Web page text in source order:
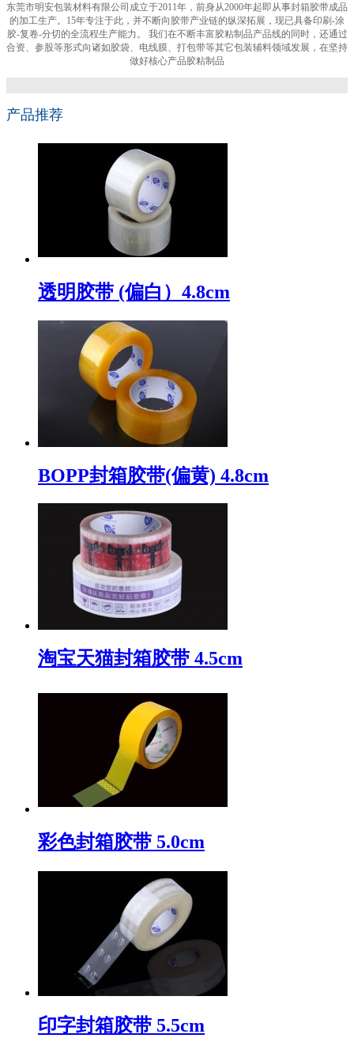
东莞市明安包装材料有限公司成立于2011年，前身从2000年起即从事封箱胶带成品
的加工生产。15年专注于此，并不断向胶带产业链的纵深拓展，现已具备印刷-涂
胶-复卷-分切的全流程生产能力。 我们在不断丰富胶粘制品产品线的同时，还通过
合资、参股等形式向诸如胶袋、电线膜、打包带等其它包装辅料领域发展，在坚持
做好核心产品胶粘制品
产品推荐
透明胶带 (偏白）4.8cm
BOPP封箱胶带(偏黄) 4.8cm
淘宝天猫封箱胶带 4.5cm
彩色封箱胶带 5.0cm
印字封箱胶带 5.5cm